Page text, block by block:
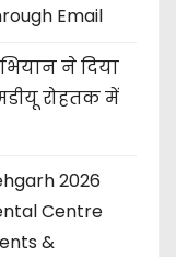
Email
ने दिया
रोहतक में
2026
Centre
&